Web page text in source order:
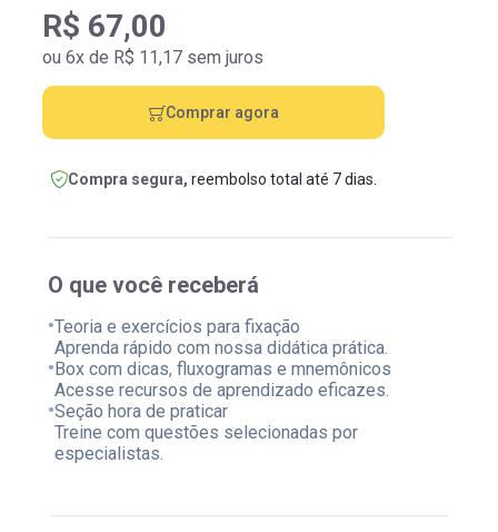
O que você receberá
•Teoria e exercícios para fixação
Aprenda rápido com nossa didática prática.
•Box com dicas, fluxogramas e mnemônicos
Acesse recursos de aprendizado eficazes.
•Seção hora de praticar
Treine com questões selecionadas por
especialistas.
R$ 67,00
ou 6x de R$ 11,17 sem juros
Comprar agora
Compra segura, reembolso total até 7 dias.